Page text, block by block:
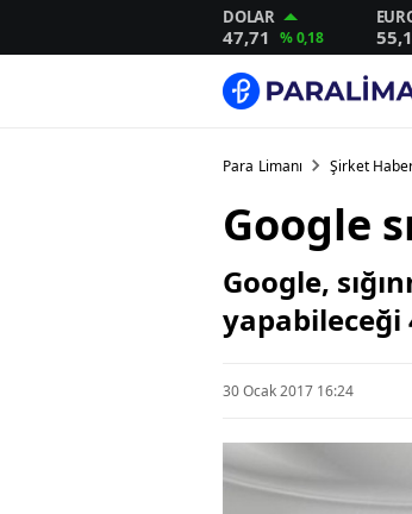
DOLAR
47,71 % 0,18
Para Limanı Şirket
Google
Google,
30 Ocak 2017 16:24